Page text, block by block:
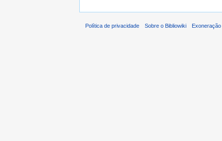
Política de privacidade Sobre o Bibliowiki